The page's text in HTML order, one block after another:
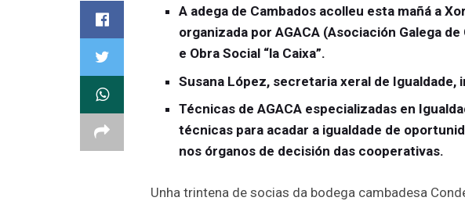
A adega de Cambados acolleu esta mañá a
organizada por AGACA (Asociación Galega
e Obra Social “la Caixa”.
Susana López, secretaria xeral de Igualdade,
Técnicas de AGACA especializadas en
técnicas para acadar a igualdade de
nos órganos de decisión das cooperativas.
Unha trintena de socias da bodega cambadesa